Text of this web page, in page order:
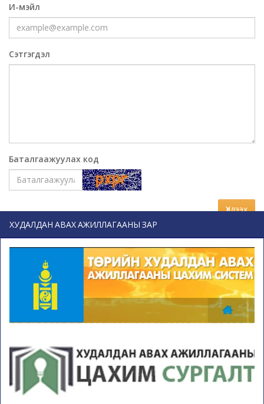
И-мэйл
Сэтгэгдэл
Баталгаажуулах код
Үлдээх
ХУДАЛДАН АВАХ АЖИЛЛАГААНЫ ЗАР